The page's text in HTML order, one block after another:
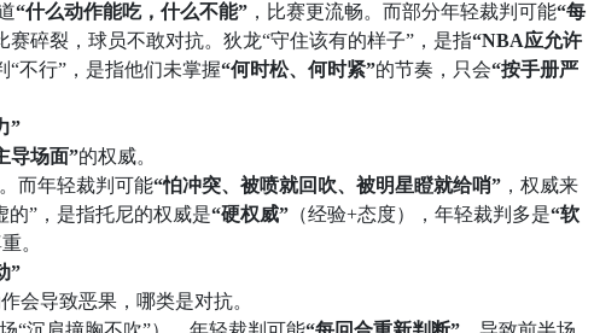
“什么动作能吃，什么不能” ，比赛更流畅。而部分年轻裁判可能“每
赛碎裂，球员不敢对抗。狄龙“守住该有的样子”，是指“NBA应允许
“不行”，是指他们未掌握“何时松、何时紧”的节奏，只会“按手册严
”
导场面”的权威。
。而年轻裁判可能“怕冲突、被喷就回吹、被明星瞪就给哨” ，权威来
的”，是指托尼的权威是“硬权威” （经验+态度），年轻裁判多是“软
。
”
会导致恶果，哪类是对抗。